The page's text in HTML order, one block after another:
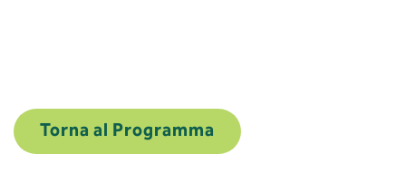
Torna al Programma